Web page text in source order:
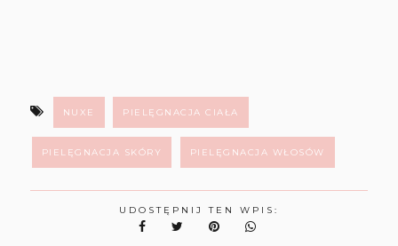
NUXE PIELĘGNACJA CIAŁA
PIELĘGNACJA SKÓRY PIELĘGNACJA WŁOSÓW
UDOSTĘPNIJ TEN WPIS: